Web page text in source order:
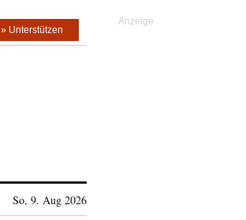
» Unterstützen
So, 9. Aug 2026